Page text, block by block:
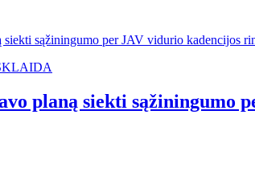
planą siekti sąžiningumo